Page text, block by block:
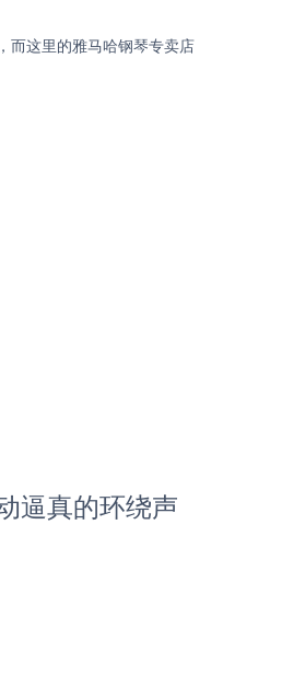
而这里的雅马哈钢琴专卖店
逼真的环绕声